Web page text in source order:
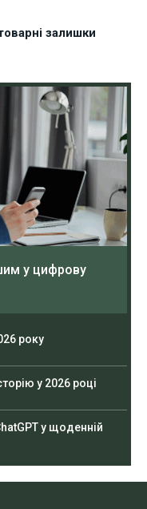
залишки
у цифрову
року
у 2026 році
у щоденній